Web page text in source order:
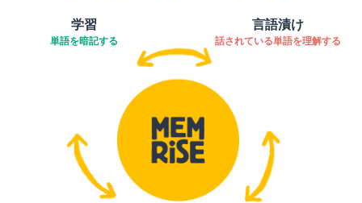
学習
単語を暗記する
言語漬け
話されている単語を理解する